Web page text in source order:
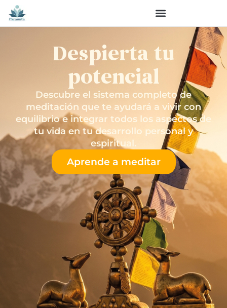
Despierta tu
potencial
​Descubre el sistema completo de
meditación que te ayudará a vivir con
equilibrio e integrar todos los aspectos de
tu vida en tu desarrollo personal y
espiritual.
Aprende a meditar